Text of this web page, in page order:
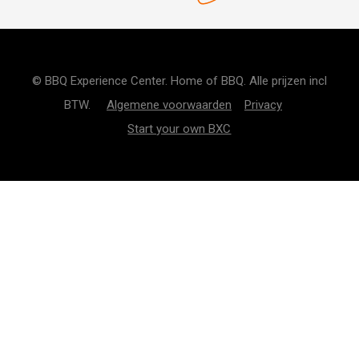
© BBQ Experience Center. Home of BBQ. Alle prijzen incl
BTW. Algemene voorwaarden
Privacy
Start your own BXC